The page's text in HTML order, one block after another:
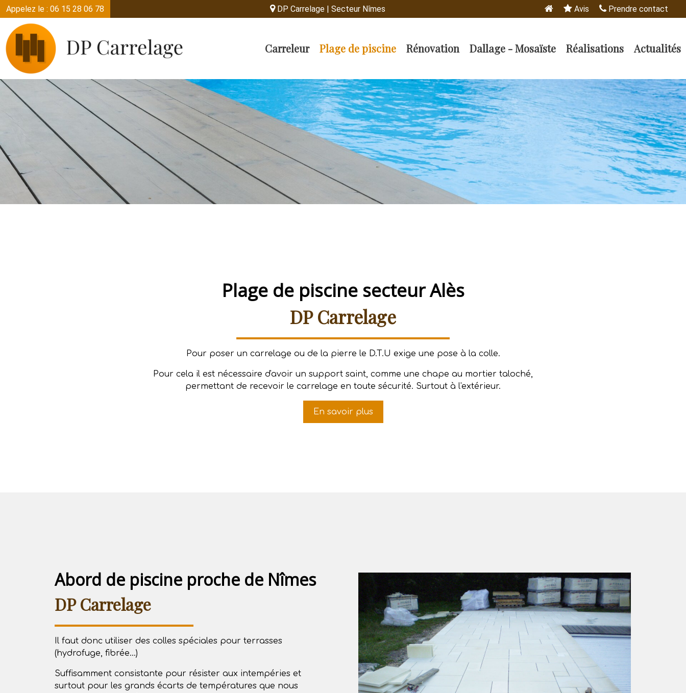
Appelez le : 06 15 28 06 78 DP Carrelage | Secteur Nîmes Avis Prendre contact
Carreleur Plage de piscine Rénovation Dallage - Mosaïste Réalisations Actualités
Plage de piscine secteur Alès
DP Carrelage
Pour poser un carrelage ou de la pierre le D.T.U exige une pose à la colle.
Pour cela il est nécessaire d'avoir un support saint, comme une chape au mortier taloché,
permettant de recevoir le carrelage en toute sécurité. Surtout à l'extérieur.
En savoir plus
Abord de piscine proche de Nîmes
DP Carrelage
Il faut donc utiliser des colles spéciales pour terrasses
(hydrofuge, fibrée...)
Suffisamment consistante pour résister aux intempéries et
surtout pour les grands écarts de températures que nous